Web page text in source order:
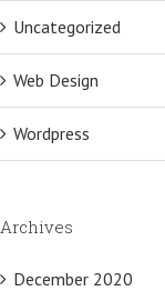
Uncategorized
Web Design
Wordpress
Archives
December 2020